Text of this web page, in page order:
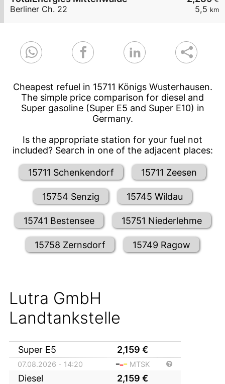
5,5 km
Berliner Ch. 22
Cheapest refuel in 15711 Königs Wusterhausen.
The simple price comparison for diesel and
Super gasoline (Super E5 and Super E10) in
Germany.
Is the appropriate station for your fuel not
included? Search in one of the adjacent places:
15711 Schenkendorf 15711 Zeesen
15754 Senzig 15745 Wildau
15741 Bestensee 15751 Niederlehme
15758 Zernsdorf 15749 Ragow
Lutra GmbH
Landtankstelle
Super E5 2,159 €
07.08.2026 - 14:20 MTSK
Diesel 2,159 €